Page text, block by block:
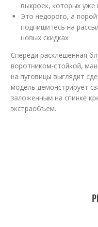
выкроек, которых уже
Это недорого, а
подпишитесь на
новых скидках
Спереди расклешенная
воротником-стойкой,
на пуговицы выглядит
модель демонстрирует
заложенным на спинке
экстраобъем.